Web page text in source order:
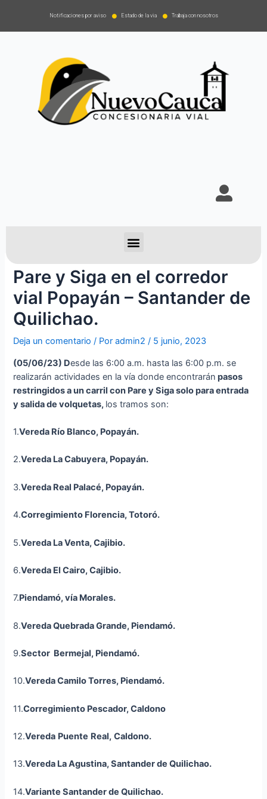
Notificaciones por aviso Estado de la via Trabaja con nosotros
Pare y Siga en el corredor
vial Popayán – Santander de
Quilichao.
Deja un comentario / Poradmin2 / 5 junio, 2023
(05/06/23) Desde las 6:00 a.m. hasta las 6:00 p.m. se
realizarán actividades en la vía donde encontrarán pasos
restringidos a un carril con Pare y Siga solo para entrada
y salida de volquetas, los tramos son:
1.Vereda Río Blanco, Popayán.
2.Vereda La Cabuyera, Popayán.
3.Vereda Real Palacé, Popayán.
4.Corregimiento Florencia, Totoró.
5.Vereda La Venta,Cajibio.
6.Vereda El Cairo,Cajibio.
7.Piendamó, vía Morales.
8.Vereda Quebrada Grande, Piendamó.
9.Sector Bermejal, Piendamó.
10.Vereda Camilo Torres, Piendamó.
11.Corregimiento Pescador,Caldono
12.Vereda Puente Real, Caldono.
13.Vereda La Agustina, Santander de Quilichao.
14.Variante Santander de Quilichao.